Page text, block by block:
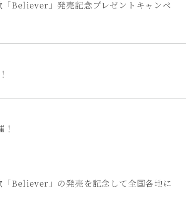
Believer」発売記念プレゼントキャンペ
Believer」の発売を記念して全国各地に